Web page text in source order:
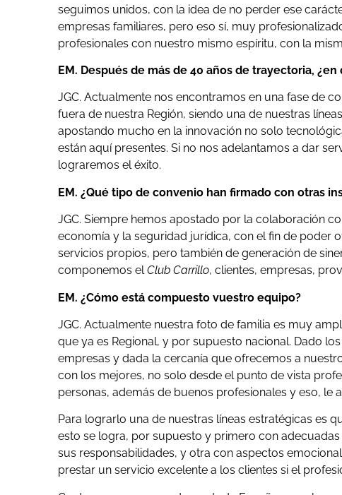
seguimos unidos, con la idea de no perder ese
empresas familiares, pero eso sí, muy
profesionales con nuestro mismo espíritu, con la
EM. Después de más de 40 años de trayectoria,
JGC. Actualmente nos encontramos en una fase de
fuera de nuestra Región, siendo una de nuestras
apostando mucho en la innovación no solo
están aquí presentes. Si no nos adelantamos a dar
lograremos el éxito.
EM. ¿Qué tipo de convenio han firmado con otras
JGC. Siempre hemos apostado por la colaboración
economía y la seguridad jurídica, con el fin de poder
servicios propios, pero también de generación de
componemos elClub Carrillo, clientes, empresas,
EM. ¿Cómo está compuesto vuestro equipo?
JGC. Actualmente nuestra foto de familia es muy
que ya es Regional, y por supuesto nacional. Dado
empresas y dada la cercanía que ofrecemos a
con los mejores, no solo desde el punto de vista
personas, además de buenos profesionales y eso, le
Para lograrlo una de nuestras líneas estratégicas es
esto se logra, por supuesto y primero con
sus responsabilidades, y otra con aspectos
prestar un servicio excelente a los clientes si el